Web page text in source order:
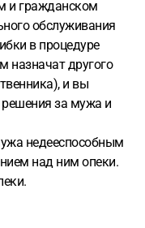
и гражданском
обслуживания
в процедуре
назначат другого
и вы
за мужа и
недееспособным
над ним опеки.